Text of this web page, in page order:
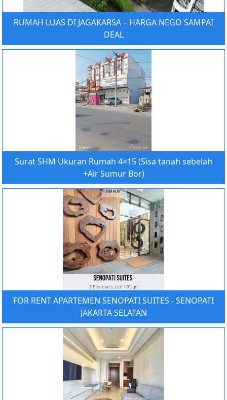
RUMAH LUAS DI JAGAKARSA – HARGA NEGO SAMPAI
DEAL
Surat SHM Ukuran Rumah 4×15 (Sisa tanah sebelah
+Air Sumur Bor)
FOR RENT APARTEMEN SENOPATI SUITES - SENOPATI
JAKARTA SELATAN